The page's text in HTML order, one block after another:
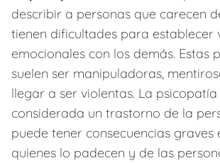
describir a personas que carecen
tienen dificultades para establecer
emocionales con los demás. Estas
suelen ser manipuladoras,
llegar a ser violentas. La psicopatía
considerada un trastorno de la
puede tener consecuencias graves
quienes lo padecen y de las